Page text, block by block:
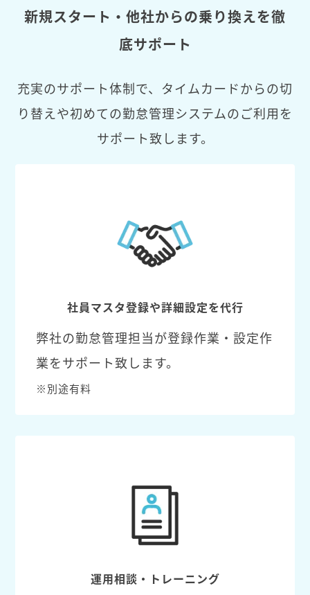
新規スタート・他社からの乗り換えを徹
底サポート
充実のサポート体制で、タイムカードからの切
り替えや初めての勤怠管理システムのご利用を
サポート致します。
社員マスタ登録や詳細設定を代行
弊社の勤怠管理担当が登録作業・設定作
業をサポート致します。
※別途有料
運用相談・トレーニング